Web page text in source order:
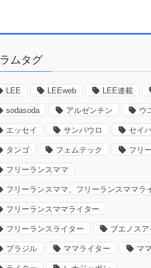
ムタグ
LEE LEEweb LEE連載
sodasoda アルゼンチン ウ
エッセイ サンパウロ セイ
タンゴ フェムテック フリ
フリーランスママ
フリーランスママ、フリーランスママ
フリーランスママライター
フリーランスライター ブエノスア
ブラジル ママライター マ